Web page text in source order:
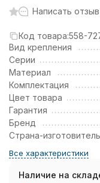
Написать отзыв
Код товара:558-
Вид крепления
Серии
Материал
Комплектация
Цвет товара
Гарантия
Бренд
Страна-изготовитель
Все характеристики
Наличие на